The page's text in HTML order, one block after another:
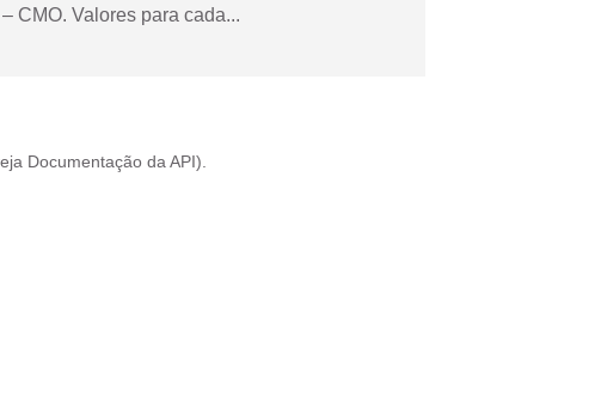
CMO. Valores para cada...
Documentação da API ).